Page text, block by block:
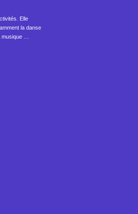
Elle
la danse
musique …